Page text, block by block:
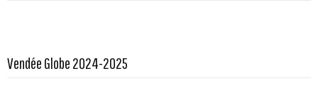
Vendée Globe 2024-2025